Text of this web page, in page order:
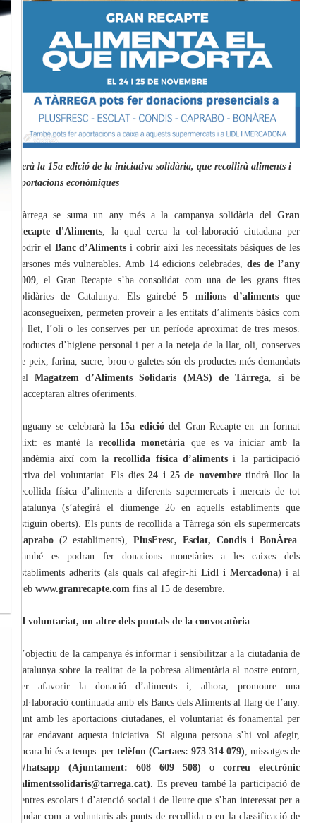
Serà la 15a edició de la iniciativa solidària, que recollirà aliments i
aportacions econòmiques
Tàrrega se suma un any més a la campanya solidària del Gran
Recapte d'Aliments, la qual cerca la col·laboració ciutadana per
nodrir el Banc d’Aliments i cobrir així les necessitats bàsiques de les
persones més vulnerables. Amb 14 edicions celebrades, des de l’any
2009, el Gran Recapte s’ha consolidat com una de les grans fites
solidàries de Catalunya. Els gairebé5 milions d’alimentsque
s’aconsegueixen, permeten proveir a les entitats d’aliments bàsics com
la llet, l’oli o les conserves per un període aproximat de tres mesos.
Productes d’higiene personal i per a la neteja de la llar, oli, conserves
de peix, farina, sucre, brou o galetes són els productes més demandats
pelMagatzem d’Aliments Solidaris (MAS) de Tàrrega, si bé
s’acceptaran altres oferiments.
Enguany se celebrarà la 15a ediciódel Gran Recapte en un format
mixt: es manté larecollida monetària que es va iniciar amb la
pandèmia així com larecollida física d’aliments i la participació
activa del voluntariat. Els dies24 i 25 de novembretindrà lloc la
recollida física d’aliments a diferents supermercats i mercats de tot
Catalunya (s’afegirà el diumenge 26 en aquells establiments que
estiguin oberts). Els punts de recollida a Tàrrega són els supermercats
Caprabo (2 establiments),PlusFresc, Esclat, Condis i BonÀrea.
També es podran fer donacions monetàries a les caixes dels
establiments adherits (als quals cal afegir-hiLidl i Mercadona) i al
web www.granrecapte.com fins al 15 de desembre.
El voluntariat, un altre dels puntals de la convocatòria
L’objectiu de la campanya és informar i sensibilitzar a la ciutadania de
Catalunya sobre la realitat de la pobresa alimentària al nostre entorn,
per afavorir la donació d’aliments i, alhora, promoure una
col·laboració continuada amb els Bancs dels Aliments al llarg de l’any.
Junt amb les aportacions ciutadanes, el voluntariat és fonamental per
tirar endavant aquesta iniciativa. Si alguna persona s’hi vol afegir,
encara hi és a temps: per telèfon (Cartaes: 973 314 079), missatges de
Whatsapp
(Ajuntament: 608 609 508) o correu electrònic
(alimentssolidaris@tarrega.cat). Es preveu també la participació de
centres escolars i d’atenció social i de lleure que s’han interessat per a
ajudar com a voluntaris als punts de recollida o en la classificació de